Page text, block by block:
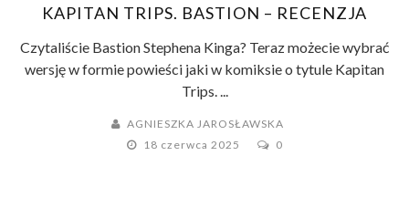
KAPITAN TRIPS. BASTION – RECENZJA
Czytaliście Bastion Stephena Kinga? Teraz możecie wybrać
wersję w formie powieści jaki w komiksie o tytule Kapitan
Trips. ...
AGNIESZKA JAROSŁAWSKA
18 czerwca 2025
0